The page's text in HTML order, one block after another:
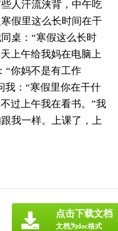
人汗流浃背，中午吃
假里这么长时间在干
桌：“寒假这么长时
上午给我妈在电脑上
“你妈不是有工作
我：“寒假里你在干什
过上午我在看书。”我
我一样。上课了，上
点击下载文档
文档为doc格式